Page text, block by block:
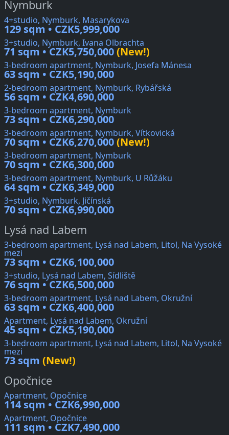
Nymburk
4+studio, Nymburk, Masarykova
129 sqm • CZK5,999,000
3+studio, Nymburk, Ivana Olbrachta
71 sqm • CZK5,750,000(New!)
3-bedroom apartment, Nymburk, Josefa Mánesa
63 sqm • CZK5,190,000
2-bedroom apartment, Nymburk, Rybářská
56 sqm • CZK4,690,000
3-bedroom apartment, Nymburk
73 sqm • CZK6,290,000
3-bedroom apartment, Nymburk, Vítkovická
70 sqm • CZK6,270,000(New!)
3-bedroom apartment, Nymburk
70 sqm • CZK6,300,000
3-bedroom apartment, Nymburk, U Růžáku
64 sqm • CZK6,349,000
3+studio, Nymburk, Jičínská
70 sqm • CZK6,990,000
Lysá nad Labem
3-bedroom apartment, Lysá nad Labem, Litol, Na Vysoké
mezi
73 sqm • CZK6,100,000
3+studio, Lysá nad Labem, Sídliště
76 sqm • CZK6,500,000
3-bedroom apartment, Lysá nad Labem, Okružní
63 sqm • CZK6,400,000
Apartment, Lysá nad Labem, Okružní
45 sqm • CZK5,190,000
3-bedroom apartment, Lysá nad Labem, Litol, Na Vysoké
mezi
73 sqm (New!)
Opočnice
Apartment, Opočnice
114 sqm • CZK6,990,000
Apartment, Opočnice
111 sqm • CZK7,490,000